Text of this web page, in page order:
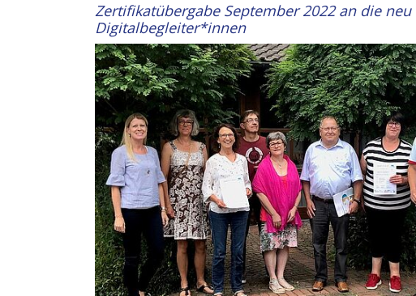
Zertifikatübergabe September 2022 an die
Digitalbegleiter*innen